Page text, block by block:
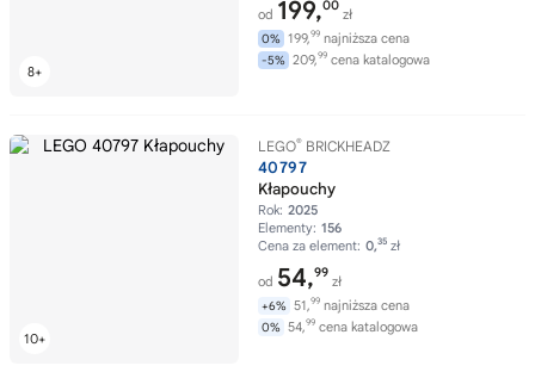
od 199,00
zł
0% 199,99 najniższa cena
-5% 209,99 cena katalogowa
LEGO® BRICKHEADZ
40797
Kłapouchy
Rok: 2025
Elementy: 156
Cena za element: 0,35 zł
od 54,99
zł
+6% 51,99 najniższa cena
0% 54,99 cena katalogowa